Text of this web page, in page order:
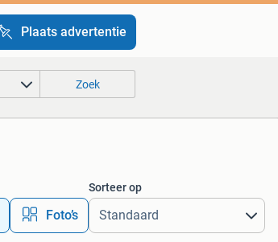
Plaats advertentie
Zoek
Foto’s
Sorteer op